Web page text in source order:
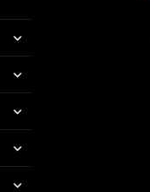
untermenü
öffnen
untermenü
öffnen
untermenü
öffnen
untermenü
öffnen
untermenü